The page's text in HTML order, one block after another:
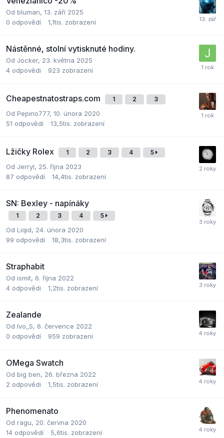
Od bluman, 13. září 2025
0 odpovědí 1,1tis. zobrazení
Nástěnné, stolní vytisknuté hodiny.
Od Jocker, 23. května 2025
4 odpovědi 923 zobrazení
Cheapestnatostraps.com 1 2 3
Od Pepino777, 10. února 2020
51 odpovědí 13,5tis. zobrazení
Lžičky Rolex 1 2 3 4 5
Od Jerryl, 25. října 2023
87 odpovědí 14,4tis. zobrazení
SN: Bexley - napínáky
1 2 3 4 5
Od Liqid, 24. února 2020
99 odpovědí 18,3tis. zobrazení
Straphabit
Od ismit, 6. října 2022
4 odpovědi 1,2tis. zobrazení
Zealande
Od Ivo_S, 6. července 2022
0 odpovědí 959 zobrazení
OMega Swatch
Od big ben, 26. března 2022
2 odpovědi 1,5tis. zobrazení
Phenomenato
Od ragu, 20. června 2020
14 odpovědí 5,6tis. zobrazení